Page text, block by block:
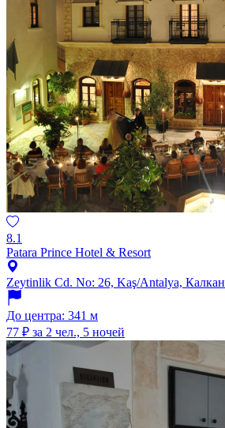
8.1
Patara Prince Hotel & Resort
Zeytinlik Cd. No: 26, Kaş/Antalya, Калкан
До центра: 341 м
77 ₽ за 2 чел., 5 ночей